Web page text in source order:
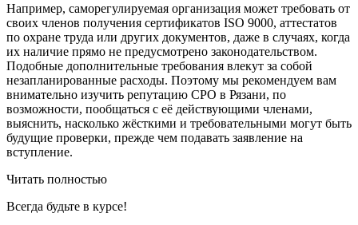
Например, саморегулируемая организация может требовать от
своих членов получения сертификатов ISO 9000, аттестатов
по охране труда или других документов, даже в случаях, когда
их наличие прямо не предусмотрено законодательством.
Подобные дополнительные требования влекут за собой
незапланированные расходы. Поэтому мы рекомендуем вам
внимательно изучить репутацию СРО в Рязани, по
возможности, пообщаться с её действующими членами,
выяснить, насколько жёсткими и требовательными могут быть
будущие проверки, прежде чем подавать заявление на
вступление.
Читать полностью
Всегда будьте в курсе!